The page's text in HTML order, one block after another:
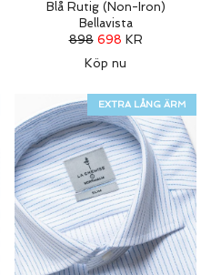
Blå Rutig (Non-Iron)
Bellavista
898 698 KR
Köp nu
EXTRA LÅNG ÄRM